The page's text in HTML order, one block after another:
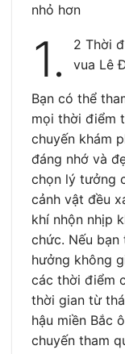
nhỏ hơn
1.
2 Thời
vua Lê
Bạn có thể
mọi thời điểm
chuyến khám
đáng nhớ và
chọn lý tưởng
cảnh vật đều
khí nhộn nhịp
chức. Nếu bạn
hưởng không
các thời điểm
thời gian từ
hậu miền Bắc
chuyến tham